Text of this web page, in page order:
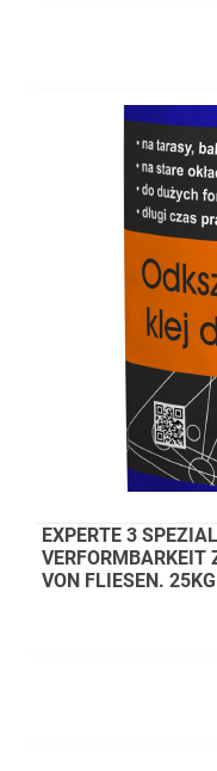
EXPERTE 3
VERFORMBARKEIT
VON FLIESEN. 25KG